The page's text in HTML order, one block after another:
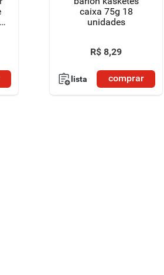
caixa 75g 18
unidades
R$ 8,29
lista comprar